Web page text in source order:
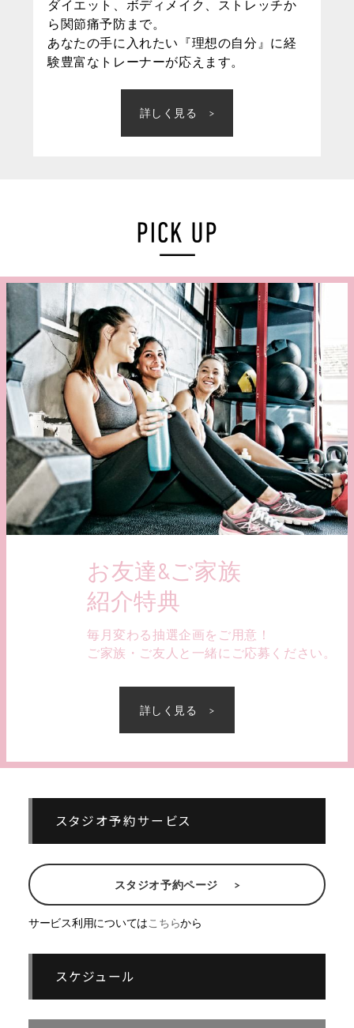
ダイエット、ボディメイク、ストレッチか
ら関節痛予防まで。
あなたの手に入れたい『理想の自分』に経
験豊富なトレーナーが応えます。
詳しく見る
お友達&ご家族
紹介特典
毎月変わる抽選企画をご用意！
ご家族・ご友人と一緒にご応募ください。
詳しく見る
スタジオ予約サービス
スタジオ予約ページ
サービス利用についてはこちらから
スケジュール